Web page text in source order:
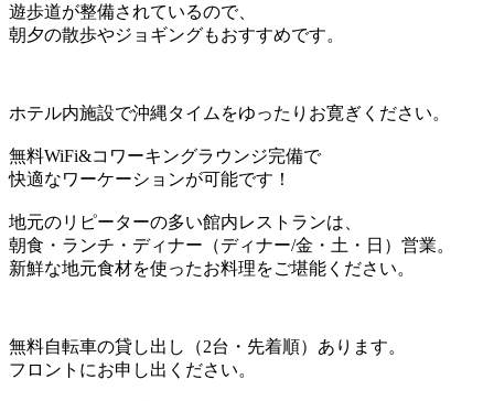
遊歩道が整備されているので、
朝夕の散歩やジョギングもおすすめです。
ホテル内施設で沖縄タイムをゆったりお寛ぎください。
無料WiFi&コワーキングラウンジ完備で
快適なワーケーションが可能です！
地元のリピーターの多い館内レストランは、
朝食・ランチ・ディナー（ディナー/金・土・日）営業。
新鮮な地元食材を使ったお料理をご堪能ください。
無料自転車の貸し出し（2台・先着順）あります。
フロントにお申し出ください。